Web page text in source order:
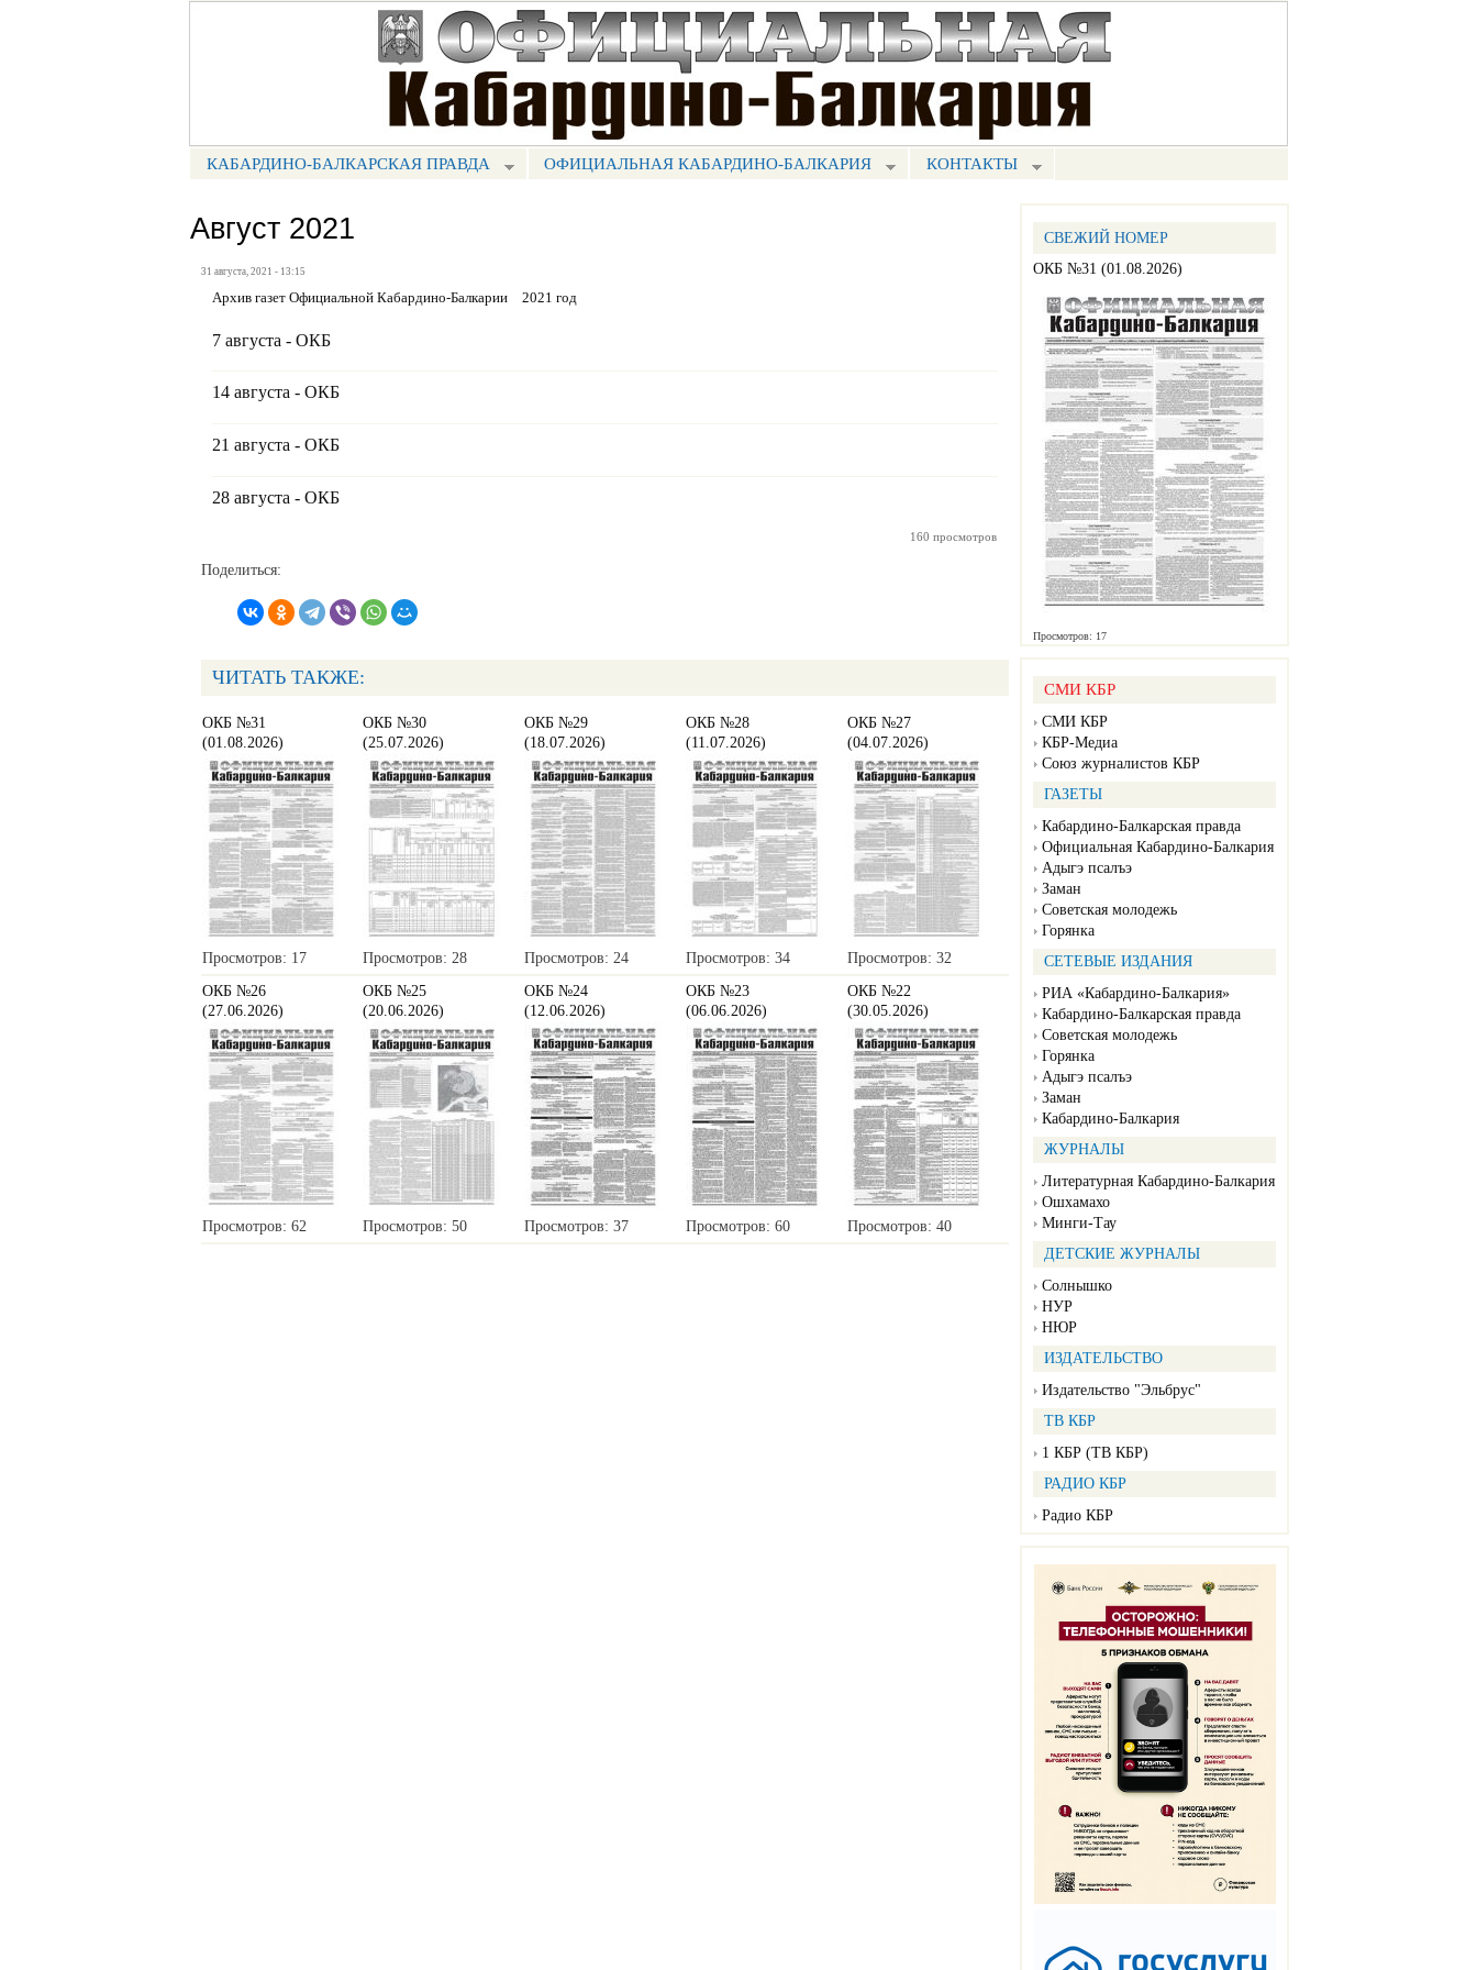
Перейти к
основному
содержанию
МЕНЮ КБП
КАБАРДИНО-БАЛКАРСКАЯ ПРАВДА ОФИЦИАЛЬНАЯ КАБАРДИНО-БАЛКАРИЯ КОНТАКТЫ
СВЕЖИЙ НОМЕР
ОКБ №31 (01.08.2026)
Просмотров: 17
СМИ КБР
СМИ КБР
КБР-Медиа
Союз журналистов КБР
ГАЗЕТЫ
Кабардино-Балкарская правда
Официальная Кабардино-Балкария
Адыгэ псалъэ
Заман
Советская молодежь
Горянка
СЕТЕВЫЕ ИЗДАНИЯ
РИА «Кабардино-Балкария»
Кабардино-Балкарская правда
Советская молодежь
Горянка
Адыгэ псалъэ
Заман
Кабардино-Балкария
ЖУРНАЛЫ
Литературная Кабардино-Балкария
Ошхамахо
Минги-Тау
ДЕТСКИЕ ЖУРНАЛЫ
Солнышко
НУР
НЮР
ИЗДАТЕЛЬСТВО
Издательство "Эльбрус"
ТВ КБР
1 КБР (ТВ КБР)
РАДИО КБР
Радио КБР
Август 2021
31 августа, 2021 - 13:15
Архив газет Официальной Кабардино-Балкарии 2021 год
7 августа - ОКБ
14 августа - ОКБ
21 августа - ОКБ
28 августа - ОКБ
160 просмотров
Поделиться:
ЧИТАТЬ ТАКЖЕ:
ОКБ №31
(01.08.2026)
Просмотров: 17
ОКБ №30
(25.07.2026)
Просмотров: 28
ОКБ №29
(18.07.2026)
Просмотров: 24
ОКБ №28
(11.07.2026)
Просмотров: 34
ОКБ №27
(04.07.2026)
Просмотров: 32
ОКБ №26
(27.06.2026)
Просмотров: 62
ОКБ №25
(20.06.2026)
Просмотров: 50
ОКБ №24
(12.06.2026)
Просмотров: 37
ОКБ №23
(06.06.2026)
Просмотров: 60
ОКБ №22
(30.05.2026)
Просмотров: 40